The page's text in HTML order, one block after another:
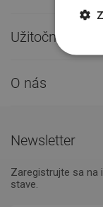
Užitočné odkazy
O nás
Newsletter
Zaregistrujte sa na
stave.